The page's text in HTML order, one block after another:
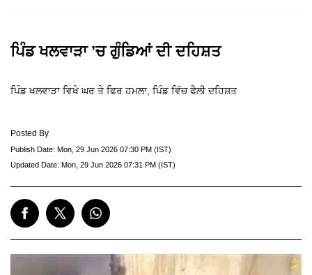
ਪਿੰਡ ਖਲਵਾੜਾ ’ਚ ਗੁੰਡਿਆਂ ਦੀ ਦਹਿਸ਼ਤ
ਪਿੰਡ ਖਲਵਾੜਾ ਵਿਖੇ ਘਰ ਤੇ ਫਿਰ ਹਮਲਾ, ਪਿੰਡ ਵਿੱਚ ਫੈਲੀ ਦਹਿਸ਼ਤ
Posted By
Publish Date: Mon, 29 Jun 2026 07:30 PM (IST)
Updated Date: Mon, 29 Jun 2026 07:31 PM (IST)